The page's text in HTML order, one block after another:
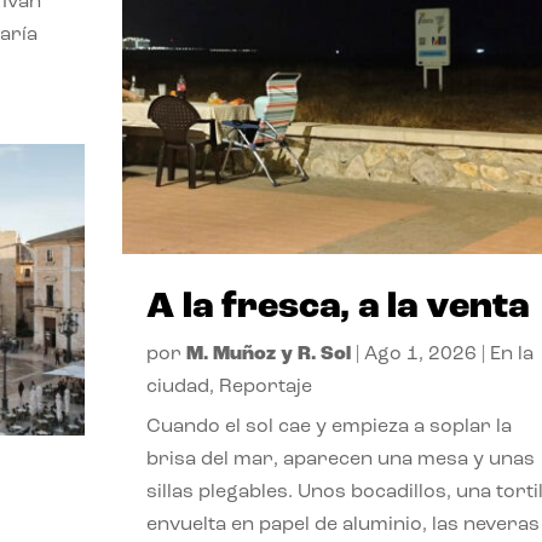
A la fresca, a la venta
por M. Muñoz y R. Sol Ago 1, 2026
En la
ciudad, Reportaje
Cuando el sol cae y empieza a soplar la
brisa del mar, aparecen una mesa y unas
sillas plegables. Unos bocadillos, una
envuelta en papel de aluminio, las neveras